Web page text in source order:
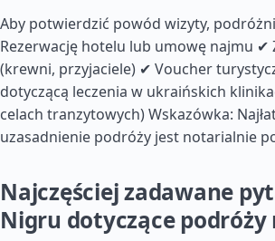
Aby potwierdzić powód wizyty,
Rezerwację hotelu lub umowę najmu
(krewni, przyjaciele) ✔ Voucher
dotyczącą leczenia w ukraińskich
celach tranzytowych) Wskazówka:
uzasadnienie podróży jest notarialnie
Najczęściej zadawane
Nigru dotyczące podróży